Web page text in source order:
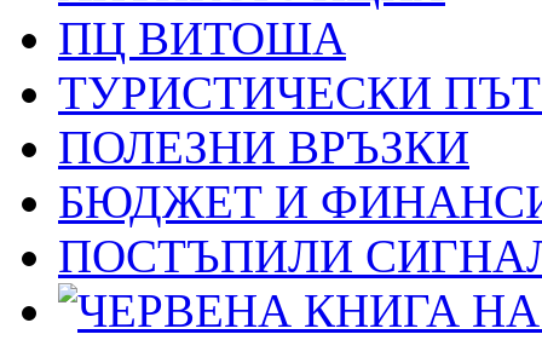
ПЦ ВИТОША
ТУРИСТИЧЕСКИ
ПОЛЕЗНИ ВРЪЗКИ
БЮДЖЕТ И
ПОСТЪПИЛИ